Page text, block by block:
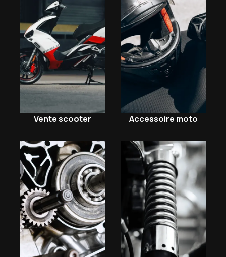
Vente scooter Accessoire moto